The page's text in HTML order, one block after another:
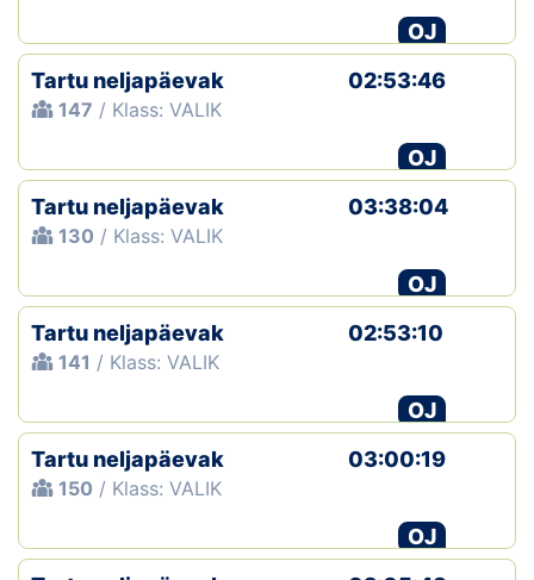
OJ
Tartu neljapäevak
147 / Klass: VALIK
02:53:46
OJ
Tartu neljapäevak
130 / Klass: VALIK
03:38:04
OJ
Tartu neljapäevak
141 / Klass: VALIK
02:53:10
OJ
Tartu neljapäevak
150 / Klass: VALIK
03:00:19
OJ